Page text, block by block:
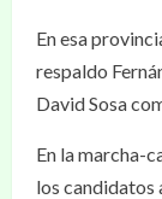
En esa
respaldo
David Sosa
En la marcha-
los candidatos